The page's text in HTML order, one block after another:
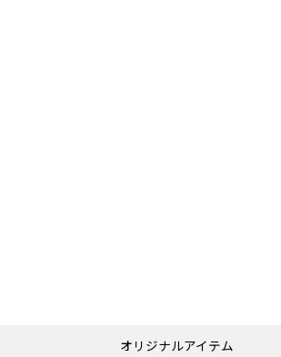
オリジナルアイテム